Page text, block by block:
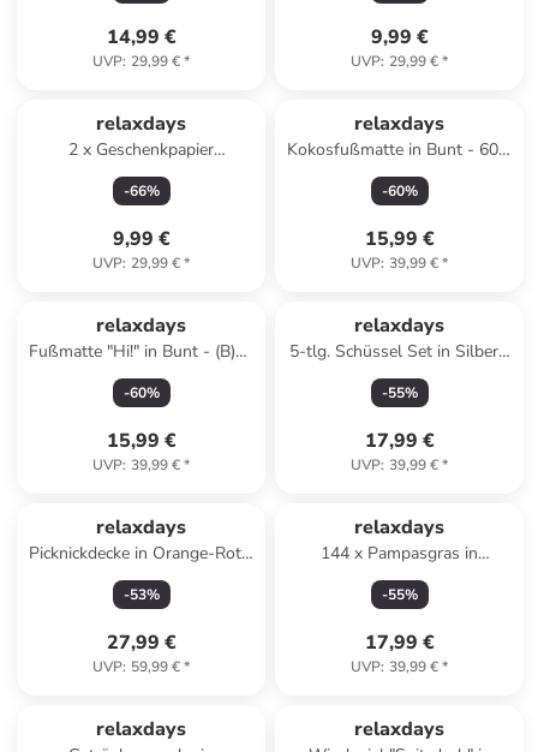
14,99 €
UVP: 29,99 €*
9,99 €
UVP: 29,99 €*
relaxdays
2 x Geschenkpapier
Aufbewahrung in Transparent
- (H)79 x Ø 22 cm
-66%
9,99 €
UVP: 29,99 €*
relaxdays
Kokosfußmatte in Bunt - 60 x
40 cm
-60%
15,99 €
UVP: 39,99 €*
relaxdays
Fußmatte "Hi!" in Bunt - (B)60
x (T)40 cm
-60%
15,99 €
UVP: 39,99 €*
relaxdays
5-tlg. Schüssel Set in Silber -
Ø14 - 24 cm
-55%
17,99 €
UVP: 39,99 €*
relaxdays
Picknickdecke in Orange-Rot -
(L)200 x (B)200 cm
-53%
27,99 €
UVP: 59,99 €*
relaxdays
144 x Pampasgras in
Mehrfarbig - 41 cm
-55%
17,99 €
UVP: 39,99 €*
relaxdays relaxdays